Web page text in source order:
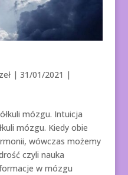
| 31/01/2021 |
mózgu. Intuicja
mózgu. Kiedy obie
wówczas możemy
czyli nauka
w mózgu